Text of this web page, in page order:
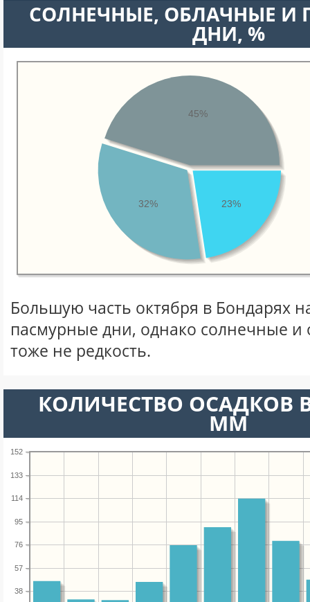
CОЛНЕЧНЫЕ, ОБЛАЧНЫЕ И
ДНИ, %
23%
32%
45%
Большую часть октября в Бондарях
пасмурные дни, однако солнечные
тоже не редкость.
КОЛИЧЕСТВО ОСАДКОВ
ММ
38
57
76
95
114
133
152